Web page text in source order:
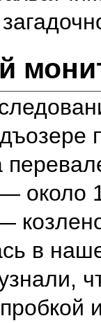
около
в